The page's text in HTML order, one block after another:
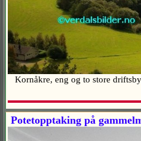
Kornåkre, eng og to store
Potetopptaking på